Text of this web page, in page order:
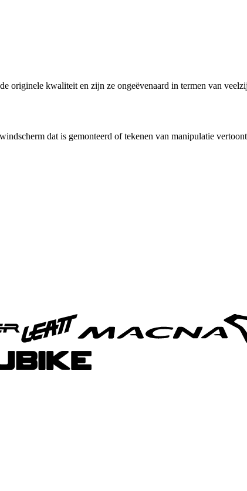
originele kwaliteit en zijn ze ongeëvenaard in termen van
dat is gemonteerd of tekenen van manipulatie